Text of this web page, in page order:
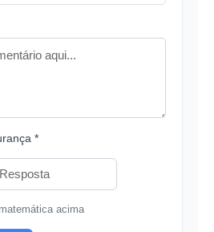
*
acima